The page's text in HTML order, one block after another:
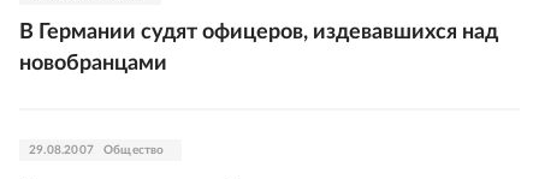
В Германии судят офицеров, издевавшихся над
новобранцами
29.08.2007 Общество